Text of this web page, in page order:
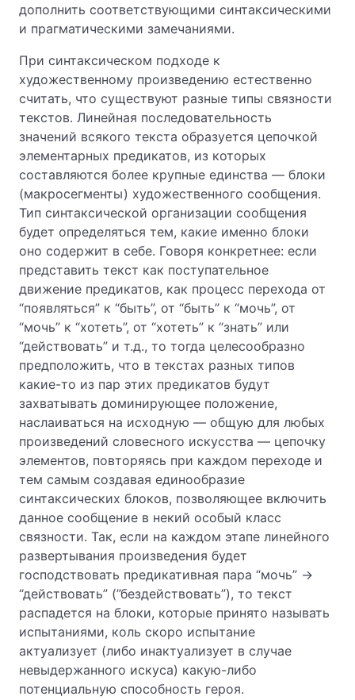
дополнить соответствующими синтаксическими
и прагматическими замечаниями.
При синтаксическом подходе к
художественному произведению естественно
считать, что существуют разные типы связности
текстов. Линейная последовательность
значений всякого текста образуется цепочкой
элементарных предикатов, из которых
составляются более крупные единства — блоки
(макросегменты) художественного сообщения.
Тип синтаксической организации сообщения
будет определяться тем, какие именно блоки
оно содержит в себе. Говоря конкретнее: если
представить текст как поступательное
движение предикатов, как процесс перехода от
“появляться” к “быть”, от “быть” к “мочь”, от
“мочь” к “хотеть”, от “хотеть” к “знать” или
“действовать” и т.д., то тогда целесообразно
предположить, что в текстах разных типов
какие-то из пар этих предикатов будут
захватывать доминирующее положение,
наслаиваться на исходную — общую для любых
произведений словесного искусства — цепочку
элементов, повторяясь при каждом переходе и
тем самым создавая единообразие
синтаксических блоков, позволяющее включить
данное сообщение в некий особый класс
связности. Так, если на каждом этапе линейного
развертывания произведения будет
господствовать предикативная пара “мочь” →
“действовать” (”бездействовать”), то текст
распадется на блоки, которые принято называть
испытаниями, коль скоро испытание
актуализует (либо инактуализует в случае
невыдержанного искуса) какую-либо
потенциальную способность героя.